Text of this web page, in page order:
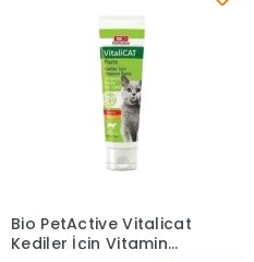
Bio PetActive Vitalicat
Kediler İçin Vitamin